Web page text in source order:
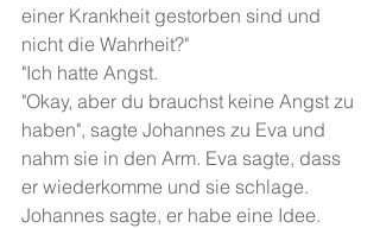
einer Krankheit gestorben sind und
nicht die Wahrheit?"
"Ich hatte Angst.
"Okay, aber du brauchst keine Angst zu
haben", sagte Johannes zu Eva und
nahm sie in den Arm. Eva sagte, dass
er wiederkomme und sie schlage.
Johannes sagte, er habe eine Idee.